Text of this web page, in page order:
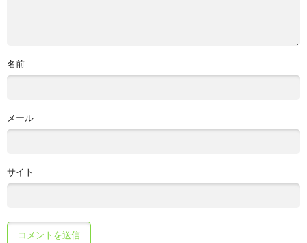
名前
メール
サイト